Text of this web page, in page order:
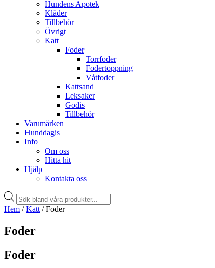
Hundens Apotek
Kläder
Tillbehör
Övrigt
Katt
Foder
Torrfoder
Fodertoppning
Våtfoder
Kattsand
Leksaker
Godis
Tillbehör
Varumärken
Hunddagis
Info
Om oss
Hitta hit
Hjälp
Kontakta oss
Products
search
Hem /Katt / Foder
Foder
Foder